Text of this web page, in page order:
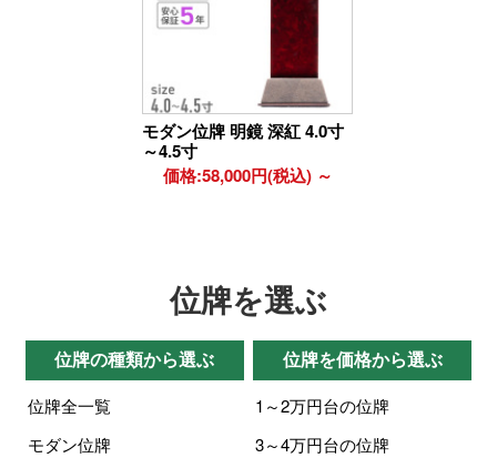
モダン位牌 明鏡 深紅 4.0寸
～4.5寸
価格:58,000円(税込) ～
位牌を選ぶ
位牌の種類から選ぶ
位牌全一覧
モダン位牌
位牌を価格から選ぶ
1～2万円台の位牌
3～4万円台の位牌